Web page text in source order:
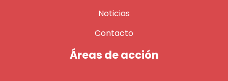
Noticias
Contacto
Áreas de acción